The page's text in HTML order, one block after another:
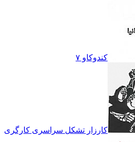
کندوکاو ۷
کارزار تشکل سراسرى کارگرى